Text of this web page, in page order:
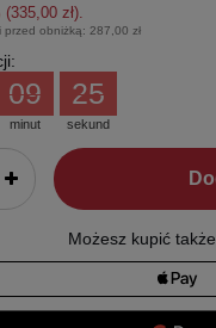
(335,00 zł).
przed obniżką: 287,00 zł
minut
09
sekund
24
Możesz kupić